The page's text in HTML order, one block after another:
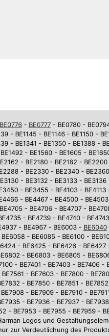
BE0776- BE0777- BE0780 -
- BE1145 - BE1146 - BE1150 -
- BE1341 - BE1350 - BE1388 -
- BE1560 - BE1605 -
- BE2180 - BE2182 -
- BE2330 - BE2340 -
- BE3132 - BE3133 -
- BE3455 - BE4103 -
- BE4467 - BE4500 -
- BE4706 - BE4707 -
- BE4739 - BE4740 -
- BE4967 - BE6003 - BE6040
- BE6085 - BE6100 -
- BE6425 - BE6426 -
- BE6803 - BE6805 -
- BE7401 - BE7403 - BE7406 -
- BE7603 - BE7800 -
- BE7850 - BE7851 -
- BE7909 - BE7910 -
- BE7936 - BE7937 -
- BE7953 - BE7955 - BE7959 -
Logos und
zur Verdeutlichung des